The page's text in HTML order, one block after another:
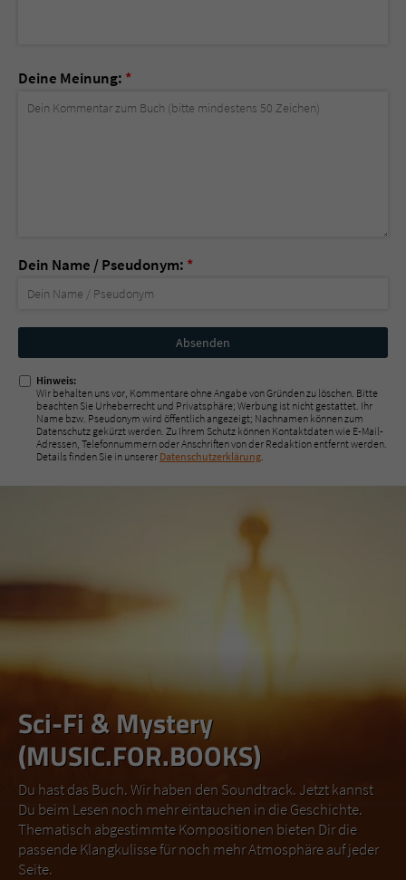
Deine Meinung: *
Dein Name / Pseudonym: *
Nicht
ausfüllen!
Hinweis:
Wir behalten uns vor, Kommentare ohne Angabe von Gründen zu löschen. Bitte
beachten Sie Urheberrecht und Privatsphäre; Werbung ist nicht gestattet. Ihr
Name bzw. Pseudonym wird öffentlich angezeigt; Nachnamen können zum
Datenschutz gekürzt werden. Zu Ihrem Schutz können Kontaktdaten wie E-Mail-
Adressen, Telefonnummern oder Anschriften von der Redaktion entfernt werden.
Details finden Sie in unserer Datenschutzerklärung
Sci-Fi & Mystery
(MUSIC.FOR.BOOKS)
Du hast das Buch. Wir haben den Soundtrack. Jetzt kannst
Du beim Lesen noch mehr eintauchen in die Geschichte.
Thematisch abgestimmte Kompositionen bieten Dir die
passende Klangkulisse für noch mehr Atmosphäre auf jeder
Seite.